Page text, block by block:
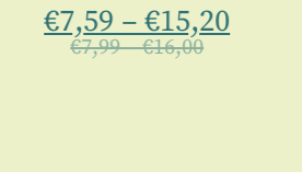
€7,59–€15,20
€7,99–€16,00